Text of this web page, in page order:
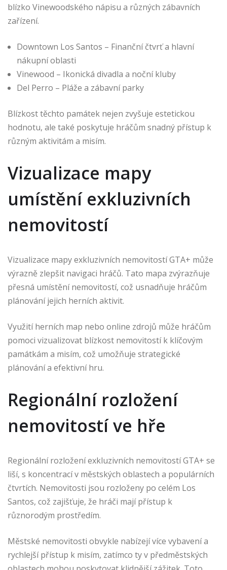
blízko Vinewoodského nápisu a různých zábavních
zařízení.
Downtown Los Santos – Finanční čtvrť a hlavní
nákupní oblasti
Vinewood – Ikonická divadla a noční kluby
Del Perro – Pláže a zábavní parky
Blízkost těchto památek nejen zvyšuje estetickou
hodnotu, ale také poskytuje hráčům snadný přístup k
různým aktivitám a misím.
Vizualizace mapy
umístění exkluzivních
nemovitostí
Vizualizace mapy exkluzivních nemovitostí GTA+ může
výrazně zlepšit navigaci hráčů. Tato mapa zvýrazňuje
přesná umístění nemovitostí, což usnadňuje hráčům
plánování jejich herních aktivit.
Využití herních map nebo online zdrojů může hráčům
pomoci vizualizovat blízkost nemovitostí k klíčovým
památkám a misím, což umožňuje strategické
plánování a efektivní hru.
Regionální rozložení
nemovitostí ve hře
Regionální rozložení exkluzivních nemovitostí GTA+ se
liší, s koncentrací v městských oblastech a populárních
čtvrtích. Nemovitosti jsou rozloženy po celém Los
Santos, což zajišťuje, že hráči mají přístup k
různorodým prostředím.
Městské nemovitosti obvykle nabízejí více vybavení a
rychlejší přístup k misím, zatímco ty v předměstských